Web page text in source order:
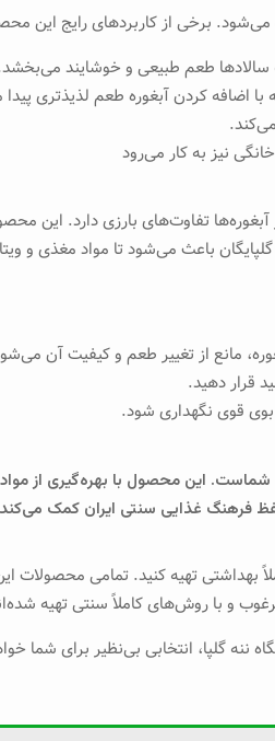
می‌شود. برخی از کاربردهای رایج این
سالادها طعم طبیعی و خوشایند
اضافه کردن آبغوره طعم لذیذتری پیدا
نیز به کار می‌رود
آبغوره‌ها تفاوت‌های بارزی دارد.
باعث می‌شود تا مواد مغذی و
مانع از تغییر طعم و کیفیت آن
قرار دهید.
بوی قوی نگهداری شود.
شماست. این محصول با بهره‌گیری از
فرهنگ غذایی سنتی ایران کمک می‌کند
بهداشتی تهیه کنید. تمامی
و با روش‌های کاملاً سنتی تهیه
ننه گلپا، انتخابی بی‌نظیر برای